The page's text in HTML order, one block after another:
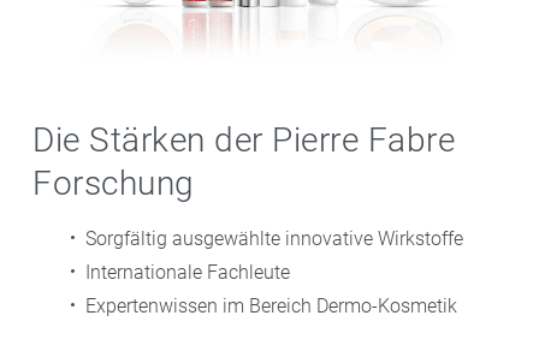
Die Stärken der Pierre Fabre
Forschung
Sorgfältig ausgewählte innovative Wirkstoffe
Internationale Fachleute
Expertenwissen im Bereich Dermo-Kosmetik